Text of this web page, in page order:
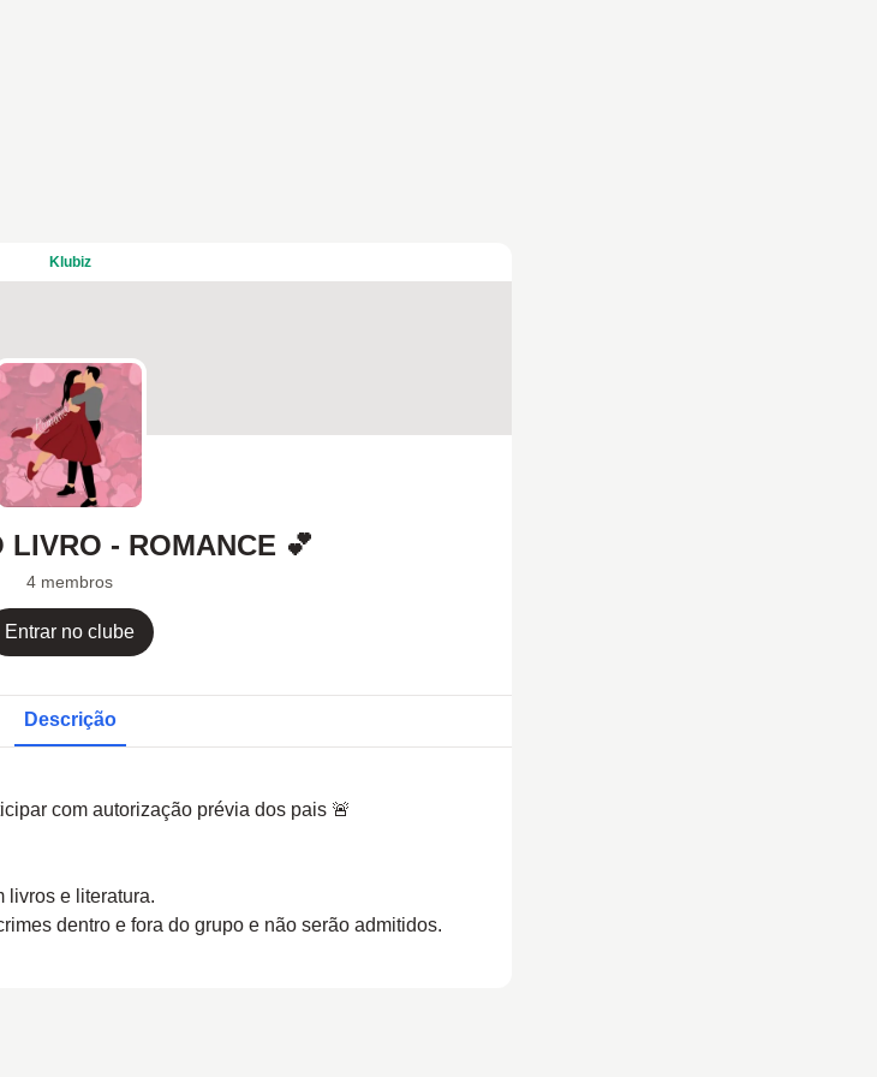
Klubiz
LIVRO - ROMANCE 💕
4 membros
Entrar no clube
Descrição
com autorização prévia dos pais 🚨
livros e literatura.
dentro e fora do grupo e não serão admitidos.